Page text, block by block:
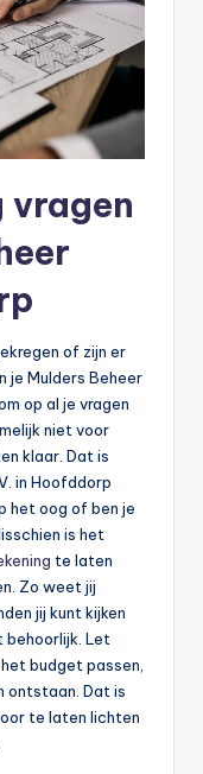
vragen
of zijn er
je Mulders Beheer
op al je vragen
niet voor
klaar. Dat is
in Hoofddorp
het oog of ben je
is het
te laten
Zo weet jij
jij kunt kijken
behoorlijk. Let
budget passen,
ontstaan. Dat is
te laten lichten